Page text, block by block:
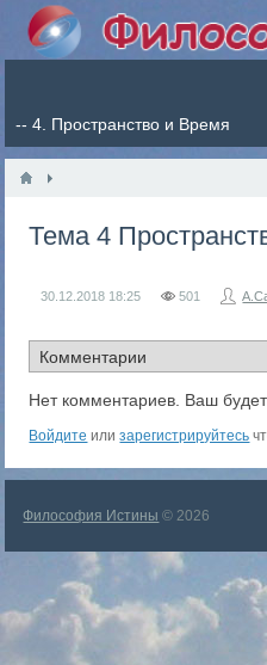
Тема 4
30.12.2018 18:25 501
Нет комментариев. Ваш
Войдите илизарегистрируйтесь
Философия Истины © 2026